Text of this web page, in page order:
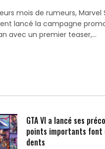
mois de rumeurs, Marvel
lancé la campagne
avec un premier teaser,…
GTA VI a lancé ses
points importants font
dents